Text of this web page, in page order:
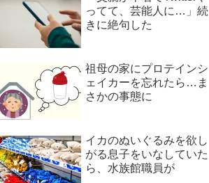
ってて、芸能人に…」続
きに絶句した
祖母の家にプロテインシ
ェイカーを忘れたら…ま
さかの事態に
イカのぬいぐるみを欲し
がる息子をいなしていた
ら、水族館職員が